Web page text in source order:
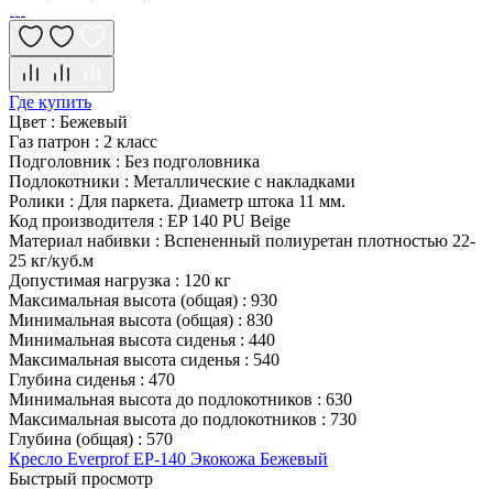
Где купить
Цвет : Бежевый
Газ патрон : 2 класс
Подголовник : Без подголовника
Подлокотники : Металлические с накладками
Ролики : Для паркета. Диаметр штока 11 мм.
Код производителя : EP 140 PU Beige
Материал набивки : Вспененный полиуретан плотностью 22-
25 кг/куб.м
Допустимая нагрузка : 120 кг
Максимальная высота (общая) : 930
Минимальная высота (общая) : 830
Минимальная высота сиденья : 440
Максимальная высота сиденья : 540
Глубина сиденья : 470
Минимальная высота до подлокотников : 630
Максимальная высота до подлокотников : 730
Глубина (общая) : 570
Кресло Everprof EP-140 Экокожа Бежевый
Быстрый просмотр